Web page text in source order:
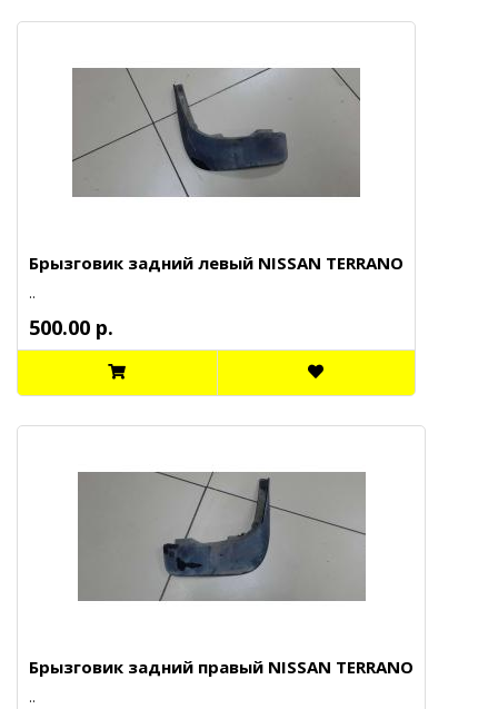
Брызговик задний левый NISSAN TERRANO
..
500.00 р.
Брызговик задний правый NISSAN TERRANO
..